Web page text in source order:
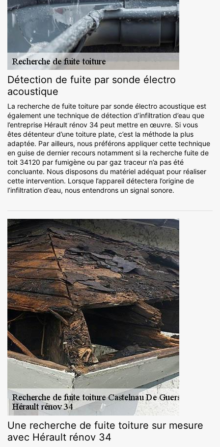
Détection de fuite par sonde électro
acoustique
La recherche de fuite toiture par sonde électro acoustique est
également une technique de détection d’infiltration d’eau que
l’entreprise Hérault rénov 34 peut mettre en œuvre. Si vous
êtes détenteur d’une toiture plate, c’est la méthode la plus
adaptée. Par ailleurs, nous préférons appliquer cette technique
en guise de dernier recours notamment si la recherche fuite de
toit 34120 par fumigène ou par gaz traceur n’a pas été
concluante. Nous disposons du matériel adéquat pour réaliser
cette intervention. Lorsque l’appareil détectera l’origine de
l’infiltration d’eau, nous entendrons un signal sonore.
Une recherche de fuite toiture sur mesure
avec Hérault rénov 34